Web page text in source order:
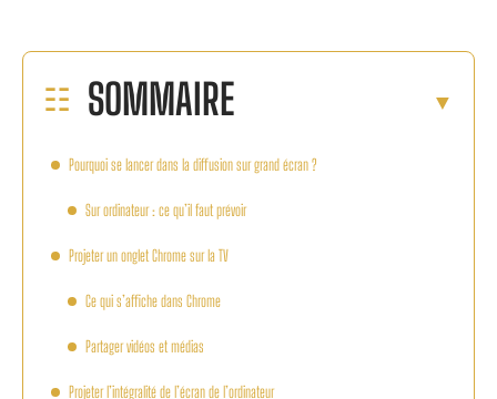
SOMMAIRE
Pourquoi se lancer dans la diffusion sur grand écran ?
Sur ordinateur : ce qu’il faut prévoir
Projeter un onglet Chrome sur la TV
Ce qui s’affiche dans Chrome
Partager vidéos et médias
Projeter l’intégralité de l’écran de l’ordinateur